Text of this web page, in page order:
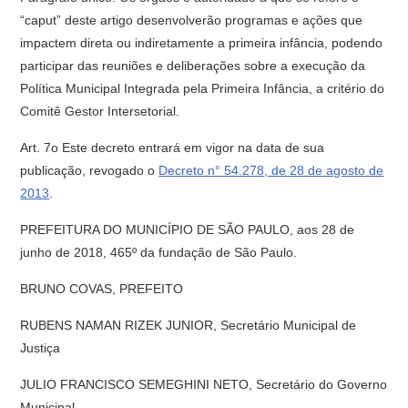
“caput” deste artigo desenvolverão programas e ações que
impactem direta ou indiretamente a primeira infância, podendo
participar das reuniões e deliberações sobre a execução da
Política Municipal Integrada pela Primeira Infância, a critério do
Comitê Gestor Intersetorial.
Art. 7o Este decreto entrará em vigor na data de sua
publicação, revogado o Decreto n° 54.278, de 28 de agosto de
2013
PREFEITURA DO MUNICÍPIO DE SÃO PAULO, aos 28 de
junho de 2018, 465º da fundação de São Paulo.
BRUNO COVAS, PREFEITO
RUBENS NAMAN RIZEK JUNIOR, Secretário Municipal de
Justiça
JULIO FRANCISCO SEMEGHINI NETO, Secretário do Governo